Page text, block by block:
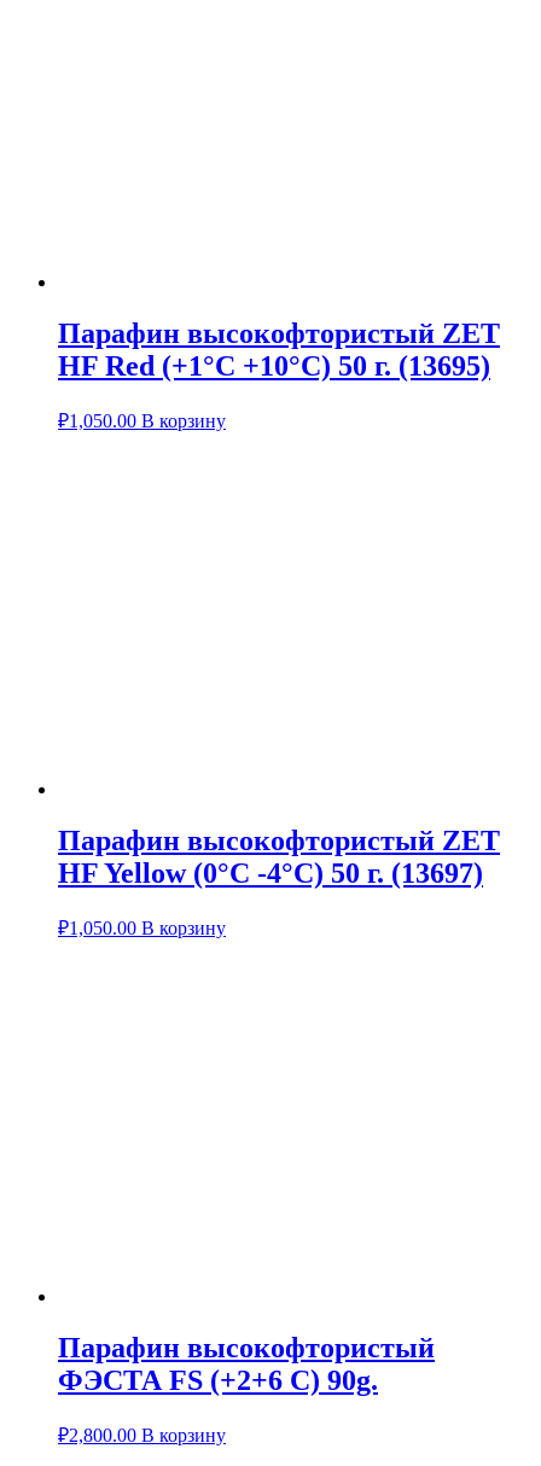
Парафин высокофтористый ZET
HF Red (+1°С +10°С) 50 г. (13695)
₽1,050.00 В корзину
Парафин высокофтористый ZET
HF Yellow (0°С -4°С) 50 г. (13697)
₽1,050.00 В корзину
Парафин высокофтористый
ФЭСТА FS (+2+6 C) 90g.
₽2,800.00 В корзину